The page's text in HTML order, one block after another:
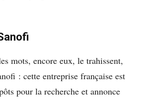
mots, encore eux, le trahissent,
: cette entreprise française est
pour la recherche et annonce